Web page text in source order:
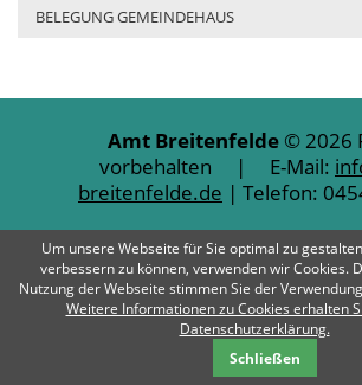
E-Mail-Nachricht -
BELEGUNG GEMEINDEHAUS
Amt Breitenfelde © 2026
vorbehalten | E-Mail:
breitenfelde.de | Telefon:
Impressum
Datenschutz
Um unsere Webseite für Sie optimal zu
verbessern zu können, verwenden wir Cookies.
Nutzung der Webseite stimmen Sie der
Weitere Informationen zu Cookies erhalten
Datenschutzerklärung.
Schließen